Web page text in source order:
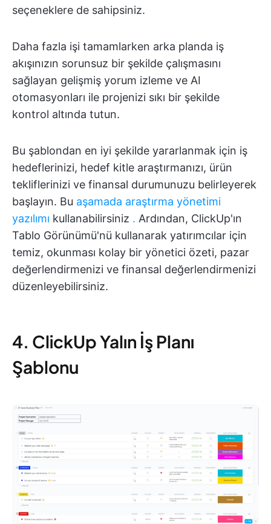
seçeneklere de sahipsiniz.
Daha fazla işi tamamlarken arka planda iş
akışınızın sorunsuz bir şekilde çalışmasını
sağlayan gelişmiş yorum izleme ve AI
otomasyonları ile projenizi sıkı bir şekilde
kontrol altında tutun.
Bu şablondan en iyi şekilde yararlanmak için iş
hedeflerinizi, hedef kitle araştırmanızı, ürün
tekliflerinizi ve finansal durumunuzu belirleyerek
başlayın. Bu aşamada araştırma yönetimi
yazılımı kullanabilirsiniz . Ardından, ClickUp'ın
Tablo Görünümü'nü kullanarak yatırımcılar için
temiz, okunması kolay bir yönetici özeti, pazar
değerlendirmenizi ve finansal değerlendirmenizi
düzenleyebilirsiniz.
4. ClickUp Yalın İş Planı
Şablonu